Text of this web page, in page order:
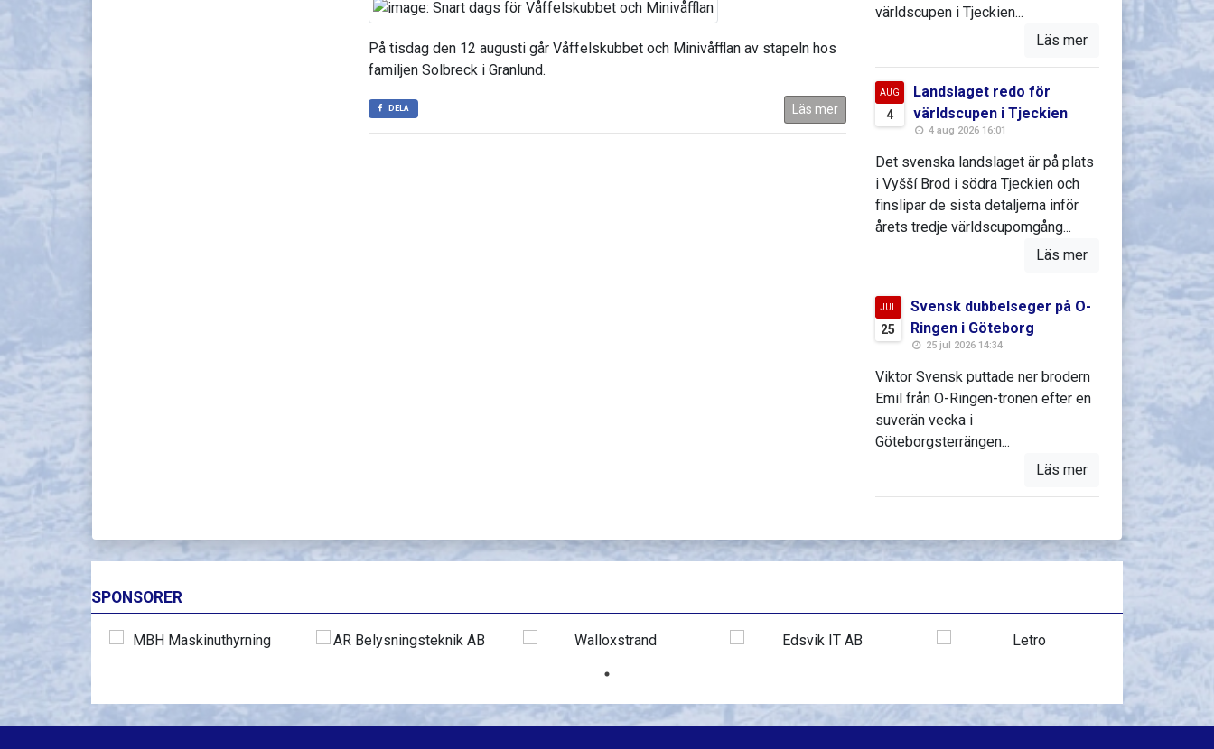
På tisdag den 12 augusti går Våffelskubbet och Minivåfflan av stapeln hos
familjen Solbreck i Granlund.
DELA Läs mer
världscupen i Tjeckien...
Läs mer
AUG
4
Landslaget redo för
världscupen i Tjeckien
4 aug 2026 16:01
Det svenska landslaget är på plats
i Vyšší Brod i södra Tjeckien och
finslipar de sista detaljerna inför
årets tredje världscupomgång...
Läs mer
JUL
25
Svensk dubbelseger på O-
Ringen i Göteborg
25 jul 2026 14:34
Viktor Svensk puttade ner brodern
Emil från O-Ringen-tronen efter en
suverän vecka i
Göteborgsterrängen...
Läs mer
SPONSORER